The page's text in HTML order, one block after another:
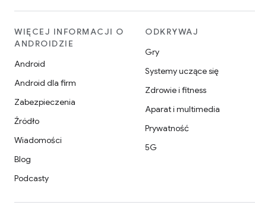
WIĘCEJ INFORMACJI O
ANDROIDZIE
Android
Android dla firm
Zabezpieczenia
Źródło
Wiadomości
Blog
Podcasty
ODKRYWAJ
Gry
Systemy uczące się
Zdrowie i fitness
Aparat i multimedia
Prywatność
5G